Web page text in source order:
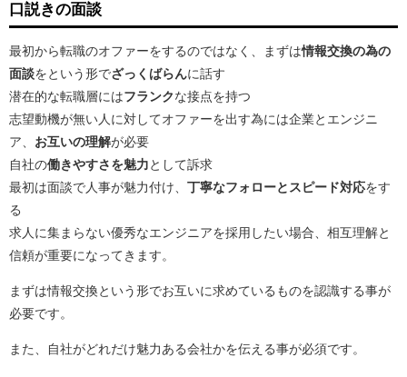
口説きの面談
最初から転職のオファーをするのではなく、まずは情報交換の為の
面談をという形でざっくばらんに話す
潜在的な転職層にはフランク な接点を持つ
志望動機が無い人に対してオファーを出す為には企業とエンジニ
ア、 お互いの理解が必要
自社の働きやすさを魅力 として訴求
最初は面談で人事が魅力付け、 丁寧なフォローとスピード対応をす
る
求人に集まらない優秀なエンジニアを採用したい場合、相互理解と
信頼が重要になってきます。
まずは情報交換という形でお互いに求めているものを認識する事が
必要です。
また、自社がどれだけ魅力ある会社かを伝える事が必須です。